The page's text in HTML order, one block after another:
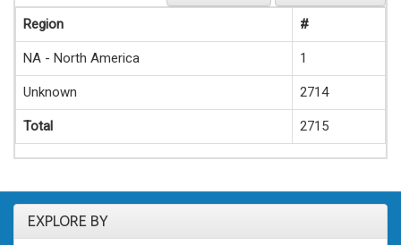
Region #
NA - North America 1
Unknown 2714
Total 2715
EXPLORE BY